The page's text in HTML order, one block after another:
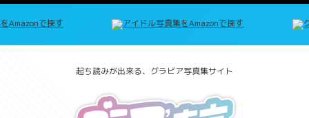
起ち読みが出来る、グラビア写真集サイト